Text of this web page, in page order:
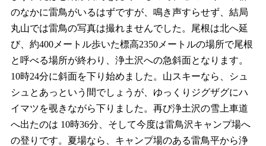
のなかに雷鳥がいるはずですが、鳴き声すらせず、結局
丸山では雷鳥の写真は撮れませんでした。尾根は北へ延
び、約400メートル歩いた標高2350メートルの場所で尾根
と呼べる場所が終わり、浄土沢への急斜面となります。
10時24分に斜面を下り始めました。山スキーなら、シュ
シュとあっという間でしょうが、ゆっくりジグザグにハ
イマツを覗きながら下りました。再び浄土沢の雪上車道
へ出たのは 10時36分、そして今度は雷鳥沢キャンプ場へ
の登りです。夏場なら、キャンプ場のある雷鳥平から浄